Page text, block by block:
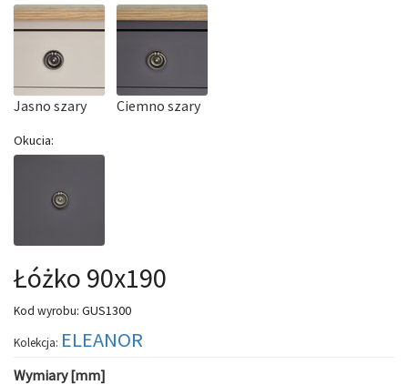
Jasno szary Ciemno szary
Okucia:
Łóżko 90x190
Kod wyrobu: GUS1300
Kolekcja: ELEANOR
Wymiary [mm]